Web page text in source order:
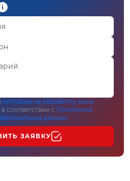
согласие на обработку моих
в соответствии с Политикой
данных
ЗАЯВКУ